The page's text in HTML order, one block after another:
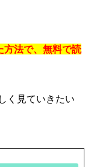
方法で、無料で読
く見ていきたい